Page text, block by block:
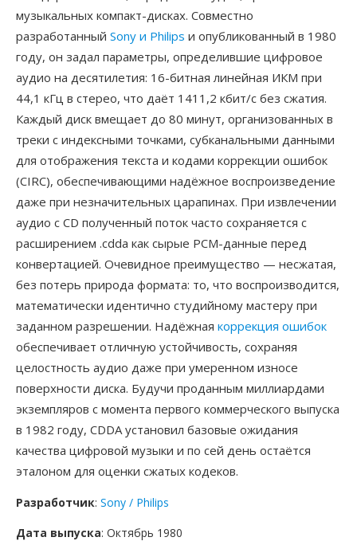
музыкальных компакт-дисках. Совместно
разработанный Sony и Philips и опубликованный в 1980
году, он задал параметры, определившие цифровое
аудио на десятилетия: 16-битная линейная ИКМ при
44,1 кГц в стерео, что даёт 1411,2 кбит/с без сжатия.
Каждый диск вмещает до 80 минут, организованных в
треки с индексными точками, субканальными данными
для отображения текста и кодами коррекции ошибок
(CIRC), обеспечивающими надёжное воспроизведение
даже при незначительных царапинах. При извлечении
аудио с CD полученный поток часто сохраняется с
расширением .cdda как сырые PCM-данные перед
конвертацией. Очевидное преимущество — несжатая,
без потерь природа формата: то, что воспроизводится,
математически идентично студийному мастеру при
заданном разрешении. Надёжная коррекция ошибок
обеспечивает отличную устойчивость, сохраняя
целостность аудио даже при умеренном износе
поверхности диска. Будучи проданным миллиардами
экземпляров с момента первого коммерческого выпуска
в 1982 году, CDDA установил базовые ожидания
качества цифровой музыки и по сей день остаётся
эталоном для оценки сжатых кодеков.
Разработчик: Sony / Philips
Дата выпуска: Октябрь 1980